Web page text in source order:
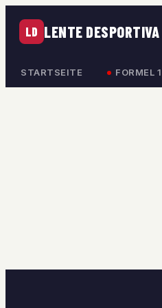
LD LENTE DESPORTIVA
STARTSEITE FORMEL 1